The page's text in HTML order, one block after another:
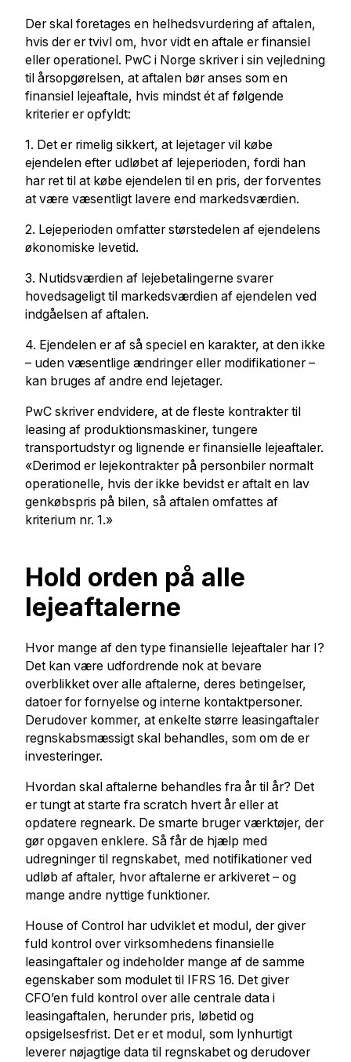
Der skal foretages en helhedsvurdering af aftalen,
hvis der er tvivl om, hvor vidt en aftale er finansiel
eller operationel. PwC i Norge skriver i sin vejledning
til årsopgørelsen, at aftalen bør anses som en
finansiel lejeaftale, hvis mindst ét af følgende
kriterier er opfyldt:
1. Det er rimelig sikkert, at lejetager vil købe
ejendelen efter udløbet af lejeperioden, fordi han
har ret til at købe ejendelen til en pris, der forventes
at være væsentligt lavere end markedsværdien.
2. Lejeperioden omfatter størstedelen af ejendelens
økonomiske levetid.
3. Nutidsværdien af lejebetalingerne svarer
hovedsageligt til markedsværdien af ejendelen ved
indgåelsen af aftalen.
4. Ejendelen er af så speciel en karakter, at den ikke
– uden væsentlige ændringer eller modifikationer –
kan bruges af andre end lejetager.
PwC skriver endvidere, at de fleste kontrakter til
leasing af produktionsmaskiner, tungere
transportudstyr og lignende er finansielle lejeaftaler.
«Derimod er lejekontrakter på personbiler normalt
operationelle, hvis der ikke bevidst er aftalt en lav
genkøbspris på bilen, så aftalen omfattes af
kriterium nr. 1.»
Hold orden på alle
lejeaftalerne
Hvor mange af den type finansielle lejeaftaler har I?
Det kan være udfordrende nok at bevare
overblikket over alle aftalerne, deres betingelser,
datoer for fornyelse og interne kontaktpersoner.
Derudover kommer, at enkelte større leasingaftaler
regnskabsmæssigt skal behandles, som om de er
investeringer.
Hvordan skal aftalerne behandles fra år til år? Det
er tungt at starte fra scratch hvert år eller at
opdatere regneark. De smarte bruger værktøjer, der
gør opgaven enklere. Så får de hjælp med
udregninger til regnskabet, med notifikationer ved
udløb af aftaler, hvor aftalerne er arkiveret – og
mange andre nyttige funktioner.
House of Control har udviklet et modul, der giver
fuld kontrol over virksomhedens finansielle
leasingaftaler og indeholder mange af de samme
egenskaber som modulet til IFRS 16. Det giver
CFO’en fuld kontrol over alle centrale data i
leasingaftalen, herunder pris, løbetid og
opsigelsesfrist. Det er et modul, som lynhurtigt
leverer nøjagtige data til regnskabet og derudover